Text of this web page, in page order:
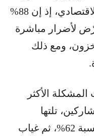
الضرر المادي واتساع الضرر الاقتصادي، إذ إن 88%
لأضرار مباشرة
ومع ذلك
الأكثر
من المشاركين، تلتها
زيادات الكلفة غير المحتملة بنسبة 62%، ثم غياب